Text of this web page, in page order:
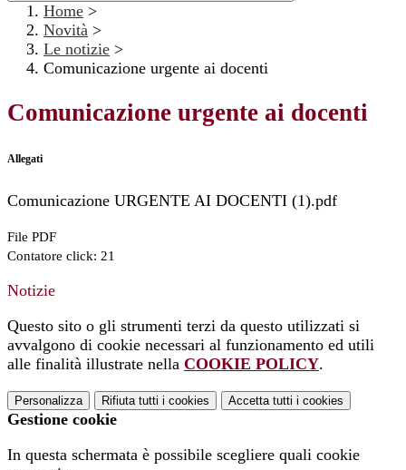
Home >
Novità >
Le notizie >
Comunicazione urgente ai docenti
Comunicazione urgente ai docenti
Allegati
Comunicazione URGENTE AI DOCENTI (1).pdf
File PDF
Contatore click: 21
Notizie
Questo sito o gli strumenti terzi da questo utilizzati si
avvalgono di cookie necessari al funzionamento ed utili
alle finalità illustrate nella COOKIE POLICY.
Personalizza Rifiuta tutti i cookies Accetta tutti i cookies
Gestione cookie
In questa schermata è possibile scegliere quali cookie